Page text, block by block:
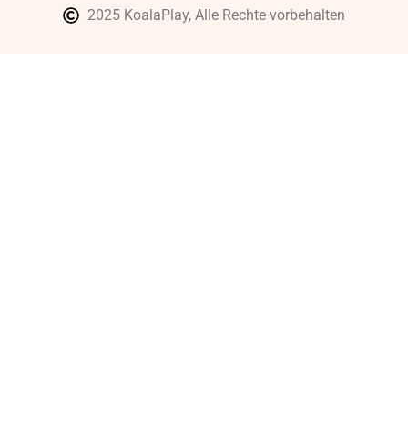
2025 KoalaPlay, Alle Rechte vorbehalten